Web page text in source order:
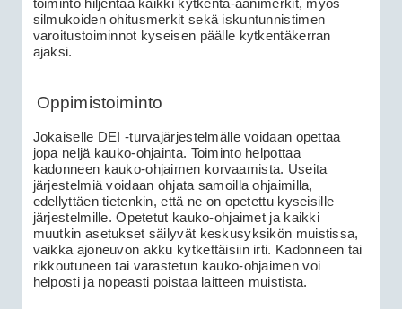
toiminto hiljentää kaikki kytkentä-äänimerkit, myös
silmukoiden ohitusmerkit sekä iskuntunnistimen
varoitustoiminnot kyseisen päälle kytkentäkerran
ajaksi.
Oppimistoiminto
Jokaiselle DEI -turvajärjestelmälle voidaan opettaa
jopa neljä kauko-ohjainta. Toiminto helpottaa
kadonneen kauko-ohjaimen korvaamista. Useita
järjestelmiä voidaan ohjata samoilla ohjaimilla,
edellyttäen tietenkin, että ne on opetettu kyseisille
järjestelmille. Opetetut kauko-ohjaimet ja kaikki
muutkin asetukset säilyvät keskusyksikön muistissa,
vaikka ajoneuvon akku kytkettäisiin irti. Kadonneen tai
rikkoutuneen tai varastetun kauko-ohjaimen voi
helposti ja nopeasti poistaa laitteen muistista.